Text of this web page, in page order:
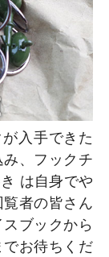
入手できた
、フックチ
は自身でや
者の皆さん
ブックから
お待ちくだ